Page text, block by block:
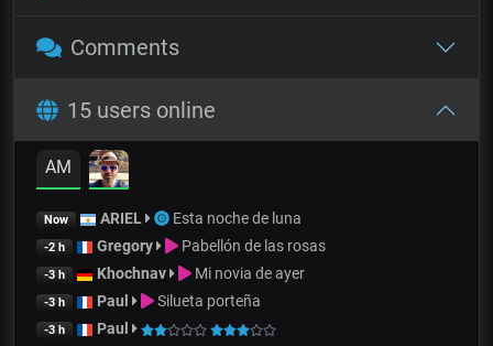
Comments
15 users online
AM
Now ARIEL Esta noche de luna
-2 h Gregory Pabellón de las rosas
-3 h Khochnav Mi novia de ayer
-3 h Paul Silueta porteña
-3 h Paul